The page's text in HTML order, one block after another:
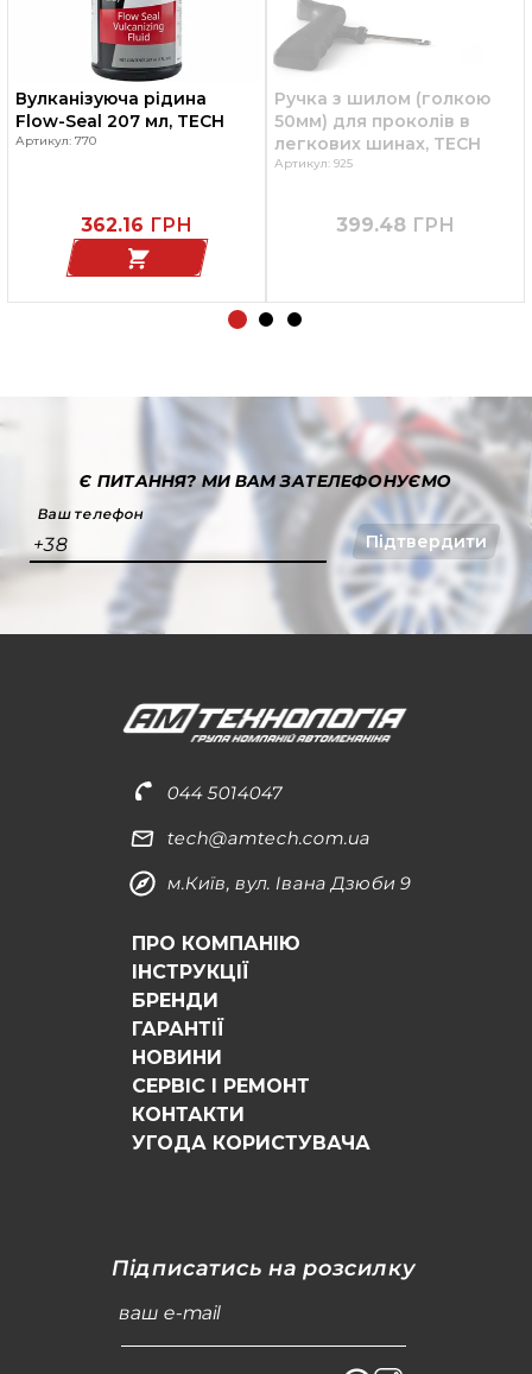
Вулканізуюча рідина
Flow-Seal 207 мл, TECH
Артикул: 770
362.16 ГРН
Ручка з шилом (голкою
50мм) для проколів в
легкових шинах, TECH
Артикул: 925
399.48 ГРН
Є ПИТАННЯ?МИ ВАМ ЗАТЕЛЕФОНУЄМО
Ваш телефон
+38 Підтвердити
044 5014047
tech@amtech.com.ua
м.Київ, вул. Івана Дзюби 9
ПРО КОМПАНІЮ
ІНСТРУКЦІЇ
БРЕНДИ
ГАРАНТІЇ
НОВИНИ
СЕРВІС І РЕМОНТ
КОНТАКТИ
УГОДА КОРИСТУВАЧА
Підписатись на розсилку
ваш e-mail